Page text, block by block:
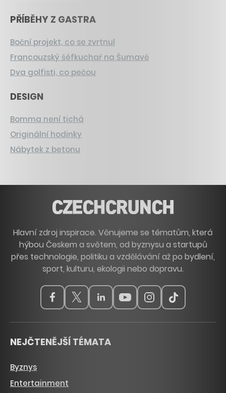
PŘÍBĚHY Z GASTRA
Boční projekt, co se zvrtnul
Francouzský šéfkuchař na Šumavě
Dva golfisti, co pečou
DESIGN
Bomma není tichá
Originální hodinky
Nábytek z betonu
Hlavní zdroj inspirace. Věnujeme se tématům, která
hýbou Českem a světem, od byznysu a startupů
přes technologie, politiku a vzdělávání až po bydlení,
sport, kulturu, ekologii nebo dopravu.
NEJČTENĚJŠÍ TÉMATA
Byznys
Entertainment